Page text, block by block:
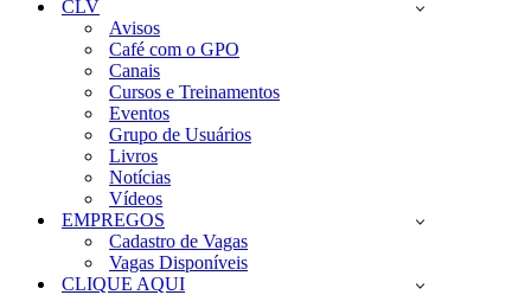
CLV
Avisos
Café com o GPO
Canais
Cursos e Treinamentos
Eventos
Grupo de Usuários
Livros
Notícias
Vídeos
EMPREGOS
Cadastro de Vagas
Vagas Disponíveis
CLIQUE AQUI